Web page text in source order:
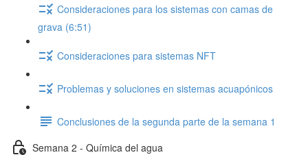
Consideraciones para los sistemas con camas de
grava (6:51)
Consideraciones para sistemas NFT
Problemas y soluciones en sistemas acuapónicos
Conclusiones de la segunda parte de la semana 1
Semana 2 - Química del agua